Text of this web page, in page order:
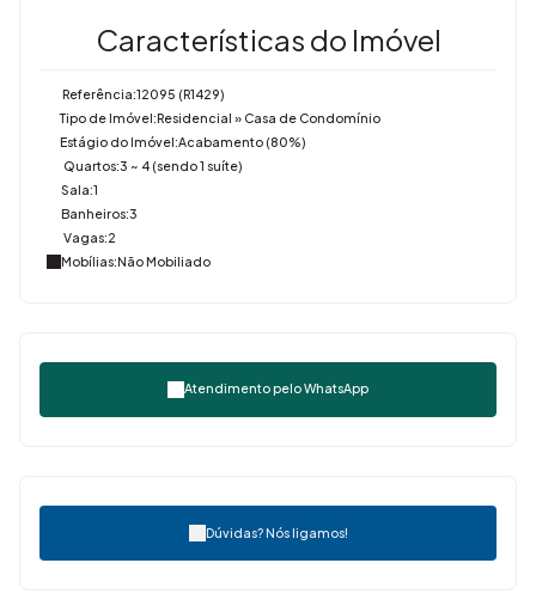
Características do Imóvel
Referência:12095 (R1429)
Tipo de Imóvel:Residencial » Casa de Condomínio
Estágio do Imóvel:Acabamento (80%)
Quartos:3 ~ 4 (sendo 1 suíte)
Sala:1
Banheiros:3
Vagas:2
Mobílias:Não Mobiliado
Atendimento peloWhatsApp
Dúvidas? Nós ligamos!